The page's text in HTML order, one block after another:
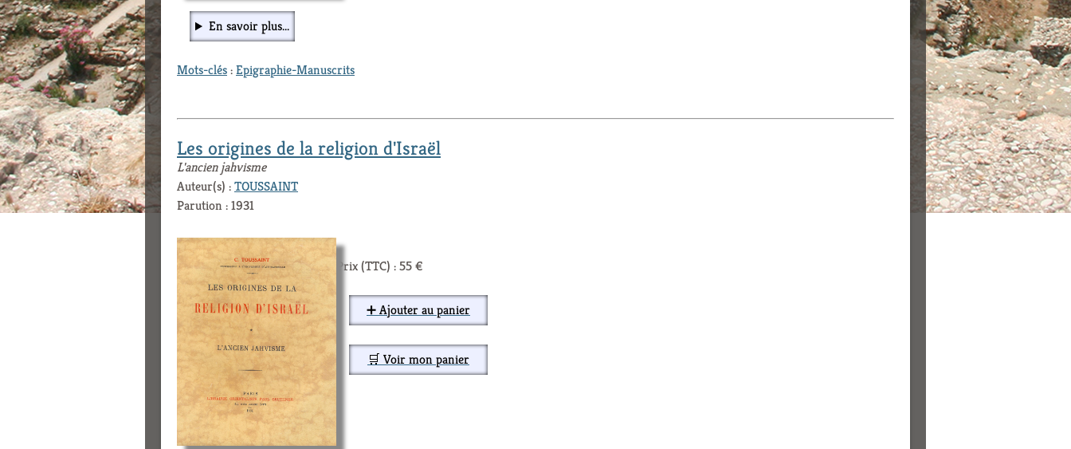
En savoir plus...
Mots-clés:Epigraphie-Manuscrits
Les origines de la religion d'Israël
L'ancien jahvisme
Auteur(s) :TOUSSAINT
Parution : 1931
Prix (TTC) : 55 €
➕ Ajouter au panier
🛒 Voir mon panier